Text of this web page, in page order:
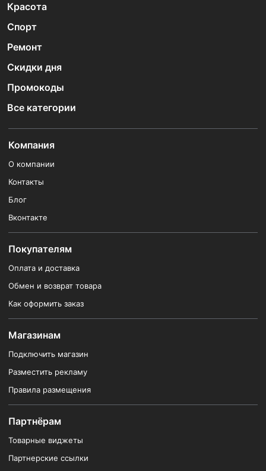
Красота
Спорт
Ремонт
Скидки дня
Промокоды
Все категории
Компания
О компании
Контакты
Блог
Вконтакте
Покупателям
Оплата и доставка
Обмен и возврат товара
Как оформить заказ
Магазинам
Подключить магазин
Разместить рекламу
Правила размещения
Партнёрам
Товарные виджеты
Партнерские ссылки